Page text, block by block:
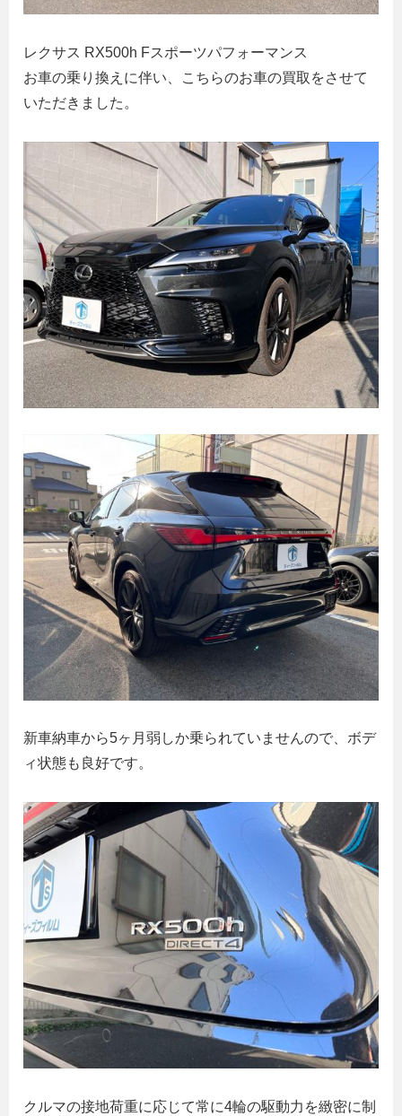
レクサス RX500h Fスポーツパフォーマンス
お車の乗り換えに伴い、こちらのお車の買取をさせて
いただきました。
新車納車から5ヶ月弱しか乗られていませんので、ボデ
ィ状態も良好です。
クルマの接地荷重に応じて常に4輪の駆動力を緻密に制